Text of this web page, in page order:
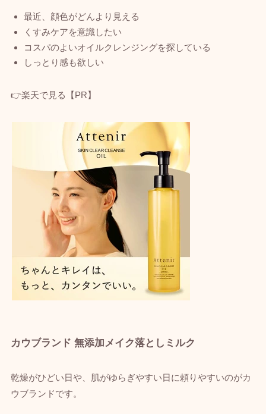
最近、顔色がどんより見える
くすみケアを意識したい
コスパのよいオイルクレンジングを探している
しっとり感も欲しい
👉楽天で見る【PR】
カウブランド 無添加メイク落としミルク
乾燥がひどい日や、肌がゆらぎやすい日に頼りやすいのがカ
ウブランドです。